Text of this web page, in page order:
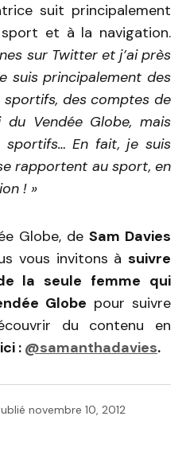
suit principalement
et à la navigation.
sur Twitter et j’ai près
suis principalement des
sportifs, des comptes de
Vendée Globe, mais
sportifs… En fait, je suis
rapportent au sport, en
! »
Globe, de Sam Davies
vous invitons à suivre
la seule femme qui
Globe pour suivre
du contenu en
: @samanthadavies.
novembre 10, 2012